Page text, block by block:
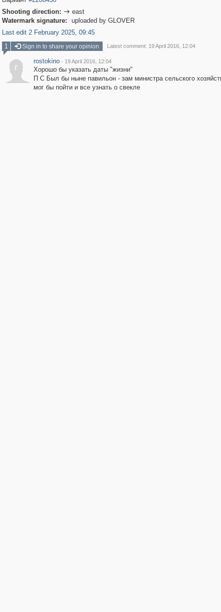
Shooting direction:  east
Watermark signature:
uploaded by GLOVER
Last edit 2 February 2025, 09:45
1
Sign in to share your opinion Latest comment: 19 April 2016, 12:04
r
rostokino · 19 April 2016, 12:04
Хорошо бы указать даты "жизни"
П С Был бы ныне павильон - зам министра сельского
мог бы пойти и все узнать о свекле